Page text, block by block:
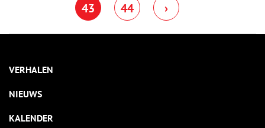
43
44 ›
VERHALEN
NIEUWS
KALENDER